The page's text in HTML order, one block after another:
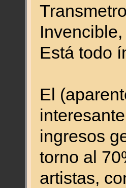
Está todo
El
ingresos
torno al
artistas,